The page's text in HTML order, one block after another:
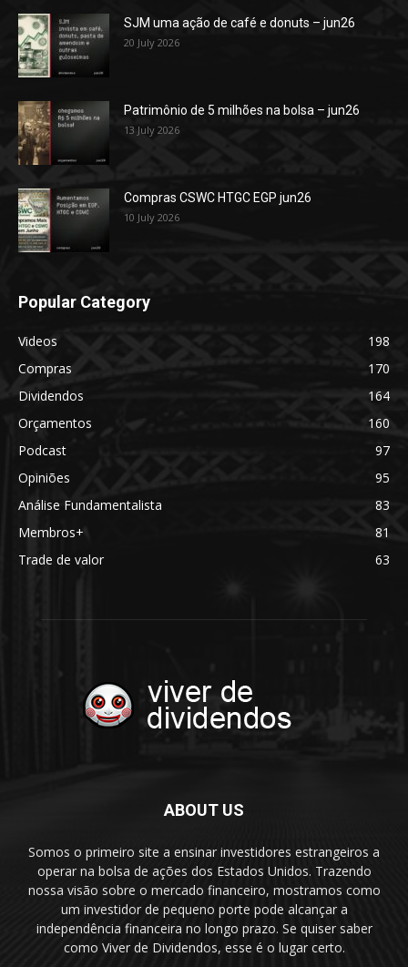
SJM uma ação de café e donuts – jun26
20 July 2026
Patrimônio de 5 milhões na bolsa – jun26
13 July 2026
Compras CSWC HTGC EGP jun26
10 July 2026
Popular Category
Videos
198
Compras
170
Dividendos
164
Orçamentos
160
Podcast
97
Opiniões
95
Análise Fundamentalista
83
Membros+
81
Trade de valor
63
ABOUT US
Somos o primeiro site a ensinar investidores estrangeiros a
operar na bolsa de ações dos Estados Unidos. Trazendo
nossa visão sobre o mercado financeiro, mostramos como
um investidor de pequeno porte pode alcançar a
independência financeira no longo prazo. Se quiser saber
como Viver de Dividendos, esse é o lugar certo.